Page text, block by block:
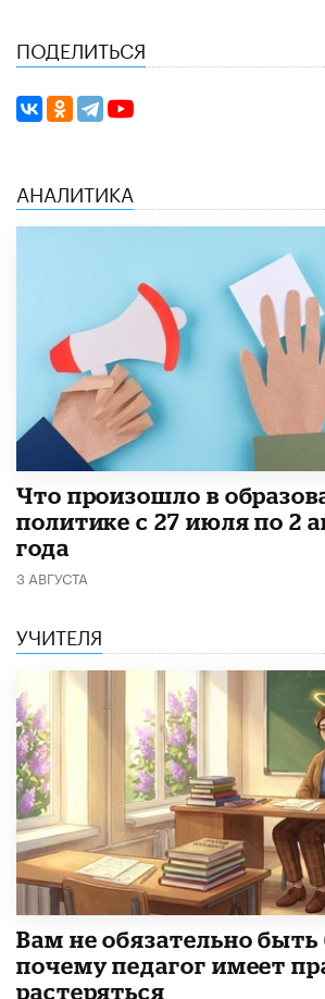
ПОДЕЛИТЬСЯ
АНАЛИТИКА
​Что произошло в
политике с 27 июля по 2
года
3 АВГУСТА
УЧИТЕЛЯ
​Вам не обязательно быть
почему педагог имеет
растеряться